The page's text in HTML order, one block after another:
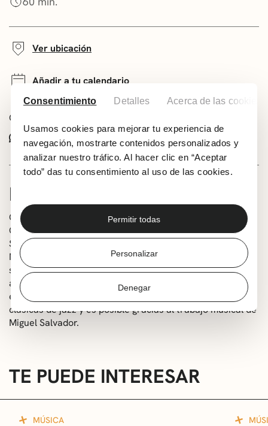
Consentimiento Detalles Acerca de las cookies
Usamos cookies para mejorar tu experiencia de
navegación, mostrarte contenidos personalizados y
analizar nuestro tráfico. Al hacer clic en “Aceptar
todo” das tu consentimiento al uso de las cookies.
Permitir todas
Personalizar
Denegar
Ver ubicación
Añadir a tu calendario
Comparte este evento:
Whatsapp
Facebook X
INFORMACIÓN
Concierto del sexteto liderado por la voz de Olatz
García-Ergüín, que presenta su primer disco, ‘The
Standards of my Childhood’, dentro del ciclo ‘Tercer
Milenio’. El grupo repasa los estándares de la música de
su niñez añadiendo una visión contemporánea de estilo
abierto a las nuevas tendencias. Este primer trabajo de
estudio mantiene siempre el legado de las solistas
clásicas de jazz y es posible gracias al trabajo musical de
Miguel Salvador.
TE PUEDE INTERESAR
MÚSICA